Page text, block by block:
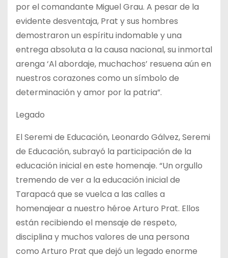
por el comandante Miguel Grau. A pesar de la
evidente desventaja, Prat y sus hombres
demostraron un espíritu indomable y una
entrega absoluta a la causa nacional, su inmortal
arenga ‘Al abordaje, muchachos’ resuena aún en
nuestros corazones como un símbolo de
determinación y amor por la patria”.
Legado
El Seremi de Educación, Leonardo Gálvez, Seremi
de Educación, subrayó la participación de la
educación inicial en este homenaje. “Un orgullo
tremendo de ver a la educación inicial de
Tarapacá que se vuelca a las calles a
homenajear a nuestro héroe Arturo Prat. Ellos
están recibiendo el mensaje de respeto,
disciplina y muchos valores de una persona
como Arturo Prat que dejó un legado enorme